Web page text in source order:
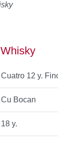
12 y.
Bocan
y.